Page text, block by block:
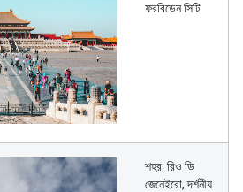
ফরবিডেন সিটি
শহর: রিও ডি
জেনেইরো, দর্শনীয়